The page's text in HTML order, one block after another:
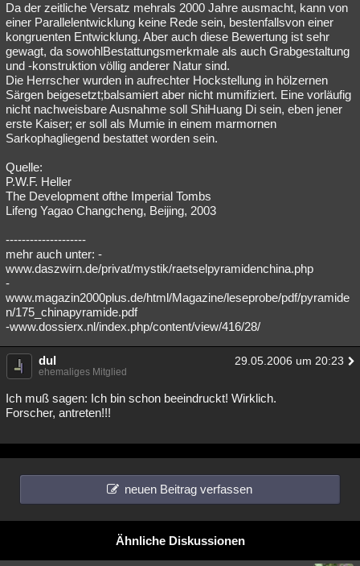
Da der zeitliche Versatz mehrals 2000 Jahre ausmacht, kann von
einer Parallelentwicklung keine Rede sein, bestenfallsvon einer
kongruenten Entwicklung. Aber auch diese Bewertung ist sehr
gewagt, da sowohlBestattungsmerkmale als auch Grabgestaltung
und -konstruktion völlig anderer Natur sind.
Die Herrscher wurden in aufrechter Hockstellung in hölzernen
Särgen beigesetzt;balsamiert aber nicht mumifiziert. Eine vorläufig
nicht nachweisbare Ausnahme soll ShiHuang Di sein, eben jener
erste Kaiser; er soll als Mumie in einem marmornen
Sarkophagliegend bestattet worden sein.
Quelle:
P.W.F. Heller
The Development ofthe Imperial Tombs
Lifeng Yagao Changcheng, Beijing, 2003
--------------------
mehr auch unter: -
www.daszwirn.de/privat/mystik/raetselpyramidenchina.php
-
www.magazin2000plus.de/html/Magazine/leseprobe/pdf/pyramide
n/175_chinapyramide.pdf
-www.dossierx.nl/index.php/content/view/416/28/
dul 29.05.2006 um 20:23
ehemaliges Mitglied
Ich muß sagen: Ich bin schon beeindruckt! Wirklich.
Forscher, antreten!!!
neuen Beitrag verfassen
Ähnliche Diskussionen